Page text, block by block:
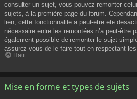
consulter un sujet, vous pouvez remonter
sujets, à la première page du forum.
lien, cette fonctionnalité a peut-être été
nécessaire entre les remontées n’a peut-être
également possible de remonter le sujet
assurez-vous de le faire tout en respectant les
Haut
Mise en forme et types de sujets